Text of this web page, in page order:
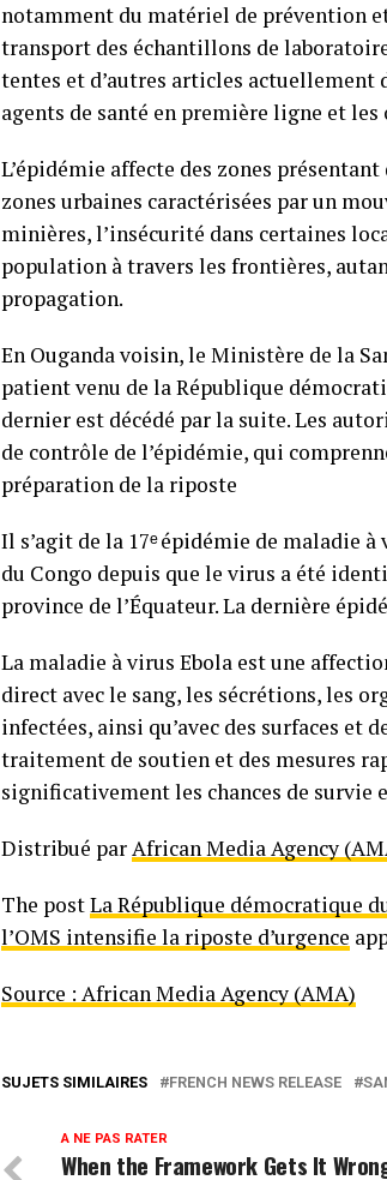
notamment du matériel de prévention
transport des échantillons de
tentes et d’autres articles actuellement
agents de santé en première ligne et
L’épidémie affecte des zones
zones urbaines caractérisées par un
minières, l’insécurité dans certaines
population à travers les frontières,
propagation.
En Ouganda voisin, le Ministère de la
patient venu de la République
dernier est décédé par la suite. Les
de contrôle de l’épidémie, qui
préparation de la riposte
Il s’agit de la 17ᵉ épidémie de maladie
du Congo depuis que le virus a été
province de l’Équateur. La dernière
La maladie à virus Ebola est une
direct avec le sang, les sécrétions, les
infectées, ainsi qu’avec des surfaces et
traitement de soutien et des mesures
significativement les chances de
Distribué parAfrican Media Agency
The postLa République démocratique
l’OMS intensifie la riposte d’urgence
Source : African Media Agency (AMA)
SUJETS SIMILAIRES FRENCH NEWS RELEASE
A NE PAS RATER
When the Framework Gets It